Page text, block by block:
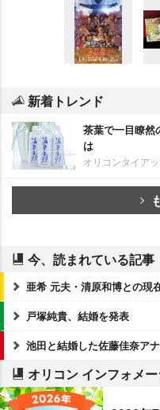
新着トレンド
茶葉で一目瞭然
は
オリコンタイア
今、読まれている記事
亜希 元夫・清原和博との現
戸塚純貴、結婚を発表
池田と結婚した佐藤佳奈ア
オリコン インフォメ